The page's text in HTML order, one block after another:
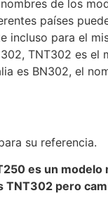
de los
países
incluso para el
TNT302 es el
es BN302, el
su referencia.
es un modelo
TNT302 pero